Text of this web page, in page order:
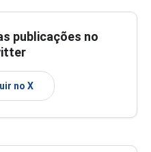
publicações no
no X